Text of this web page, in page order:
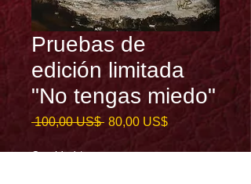
Pruebas de
edición limitada
"No tengas miedo"
100,00 US$ Precio
80,00 US$Precio
oferta
Cantidad *